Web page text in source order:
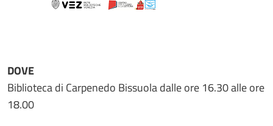
DOVE
Biblioteca di Carpenedo Bissuola dalle ore 16.30 alle ore
18.00